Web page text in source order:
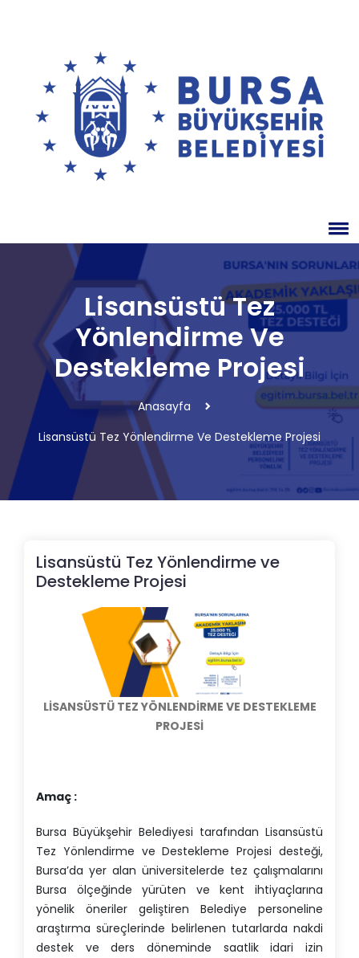
Lisansüstü Tez
Yönlendirme Ve
Destekleme Projesi
Anasayfa
Lisansüstü Tez Yönlendirme Ve Destekleme Projesi
Lisansüstü Tez Yönlendirme ve
Destekleme Projesi
LİSANSÜSTÜ TEZ YÖNLENDİRME VE DESTEKLEME
PROJESİ
Amaç :
Bursa Büyükşehir Belediyesi tarafından Lisansüstü
Tez Yönlendirme ve Destekleme Projesi desteği,
Bursa’da yer alan üniversitelerde tez çalışmalarını
Bursa ölçeğinde yürüten ve kent ihtiyaçlarına
yönelik öneriler geliştiren Belediye personeline
araştırma süreçlerinde belirlenen tutarlarda nakdi
destek ve ders döneminde saatlik idari izin